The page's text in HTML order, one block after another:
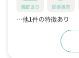
園庭あり 延長保育
…他1件の特徴あり